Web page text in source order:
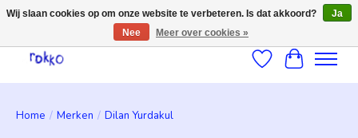
Verlanglijst
Home / Merken / Dilan Yurdakul
Wij slaan cookies op om onze website te verbeteren. Is dat akkoord?
Ja
Nee
Meer over cookies »